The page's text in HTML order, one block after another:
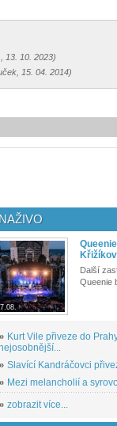
13. 10. 2023)
15. 04. 2014)
NAŽIVO
Další
Queenie
Kurt Vile přiveze do
Slavící Kandráčovci
Mezi melancholií a
zobrazit více...